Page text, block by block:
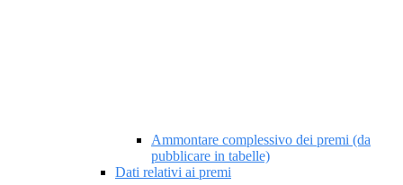
Ammontare complessivo dei premi (da
pubblicare in tabelle)
Dati relativi ai premi